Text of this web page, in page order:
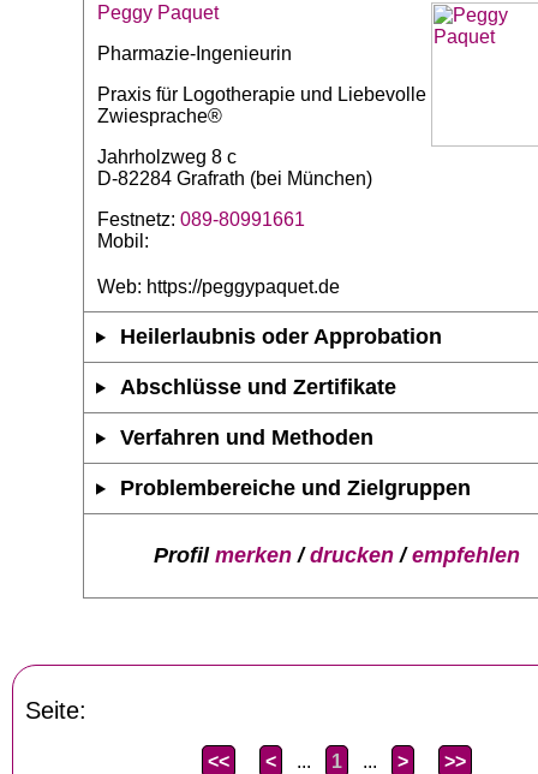
Peggy Paquet
Pharmazie-Ingenieurin
Praxis für Logotherapie und Liebevolle
Zwiesprache®
Jahrholzweg 8 c
D-82284 Grafrath (bei München)
Festnetz: 089-80991661
Mobil:
Web: https://peggypaquet.de
Heilerlaubnis oder Approbation
Abschlüsse und Zertifikate
Verfahren und Methoden
Problembereiche und Zielgruppen
Profil merken/drucken/empfehlen
Seite:
<< < ... 1 ... > >>